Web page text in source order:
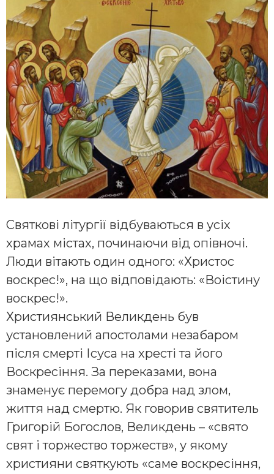
Святкові літургії відбуваються в усіх
храмах містах, починаючи від опівночі.
Люди вітають один одного: «Христос
воскрес!», на що відповідають: «Воістину
воскрес!».
Християнський Великдень був
установлений апостолами незабаром
після смерті Ісуса на хресті та його
Воскресіння. За переказами, вона
знаменує перемогу добра над злом,
життя над смертю. Як говорив святитель
Григорій Богослов, Великдень – «свято
свят і торжество торжеств», у якому
християни святкують «саме воскресіння,